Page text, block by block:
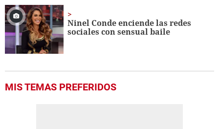
Ninel Conde enciende las redes
sociales con sensual baile
MIS TEMAS PREFERIDOS